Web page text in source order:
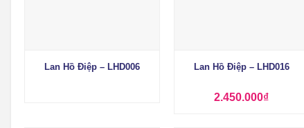
Lan Hồ Điệp – LHD006 Lan Hồ Điệp – LHD016
2.450.000₫